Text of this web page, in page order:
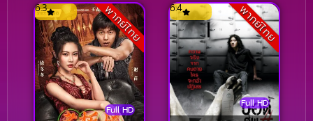
พากย์ไทย
Full HD
6.3 พากย์ไทย
Full HD
6.4